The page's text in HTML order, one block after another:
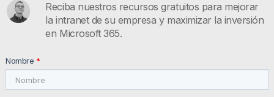
Reciba nuestros recursos gratuitos para mejorar
la intranet de su empresa y maximizar la inversión
en Microsoft 365.
Nombre *
Recursos útiles
Contáctenos
intranet.ai s.r.l. - Via Fabio Filzi, 5 - 20124 Milano MI - Italia
VAT: IT11172630961, Tel: +39 02 39 29 5655